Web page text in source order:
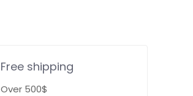
Free shipping
Over 500$